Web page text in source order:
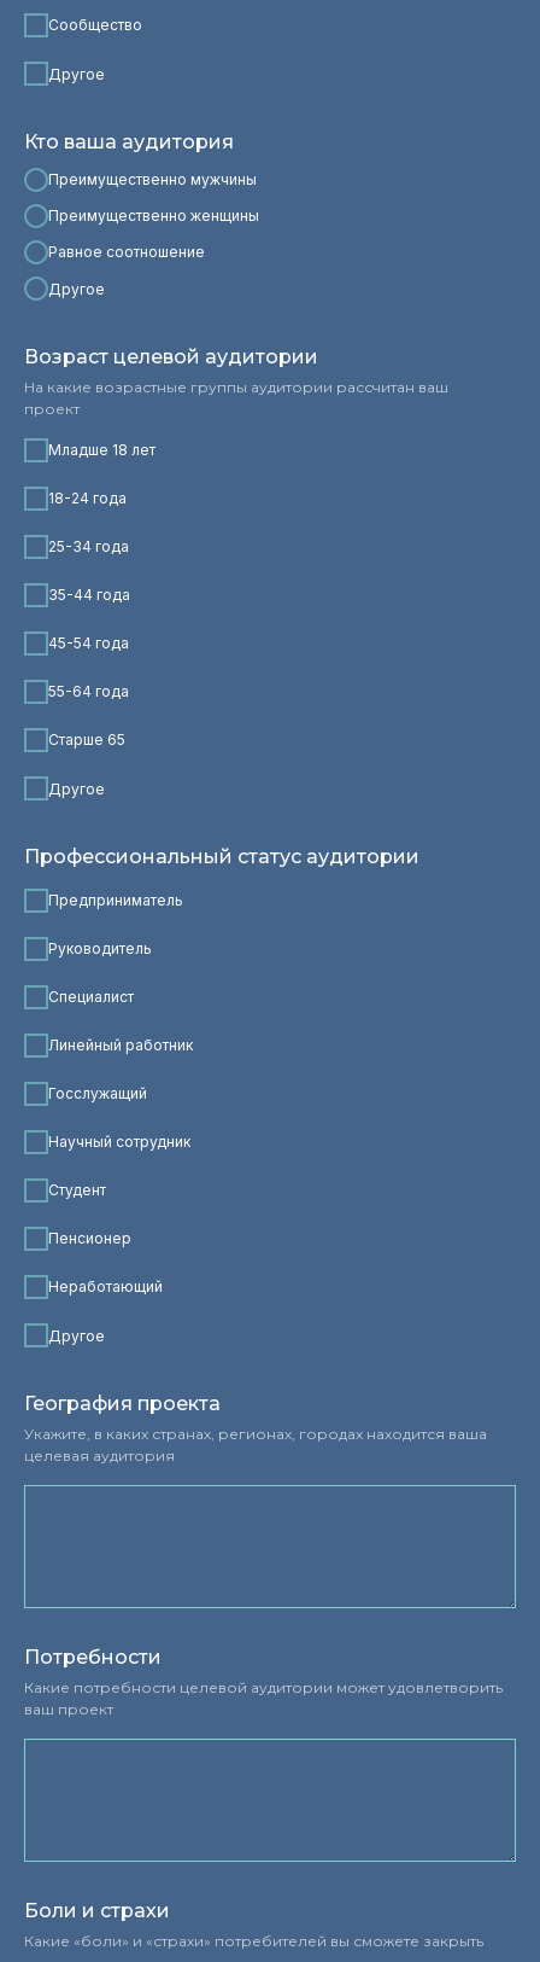
Сообщество
Другое
Кто ваша аудитория
Преимущественно мужчины
Преимущественно женщины
Равное соотношение
Другое
Возраст целевой аудитории
На какие возрастные группы аудитории рассчитан ваш
проект
Младше 18 лет
18-24 года
25-34 года
35-44 года
45-54 года
55-64 года
Старше 65
Другое
Профессиональный статус аудитории
Предприниматель
Руководитель
Специалист
Линейный работник
Госслужащий
Научный сотрудник
Студент
Пенсионер
Неработающий
Другое
География проекта
Укажите, в каких странах, регионах, городах находится ваша
целевая аудитория
Потребности
Какие потребности целевой аудитории может удовлетворить
ваш проект
Боли и страхи
Какие «боли» и «страхи» потребителей вы сможете закрыть